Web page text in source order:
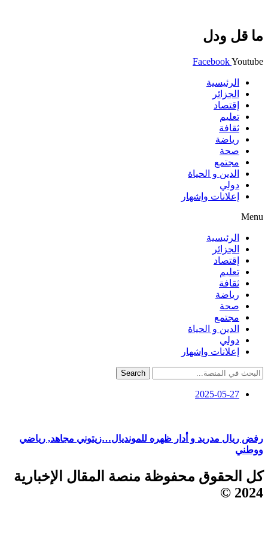
ما قل ودل
FacebookYoutube
الرئيسية
الجزائر
إقتصاد
تعليم
ثقافة
رياضة
صحة
مجتمع
الدين و الحياة
دولي
إعلانات وإشهار
Menu
الرئيسية
الجزائر
إقتصاد
تعليم
ثقافة
رياضة
صحة
مجتمع
الدين و الحياة
دولي
إعلانات وإشهار
Search
2025-05-27
رفض ريال مدريد و أدار ظهره للمونديال…زيتوني مجاهد, رياضي
ووطني
كل الحقوق محفوظة منصة المقال الإخبارية
2024 ©